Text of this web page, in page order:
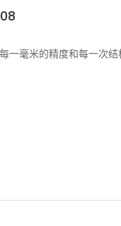
一毫米的精度和每一次